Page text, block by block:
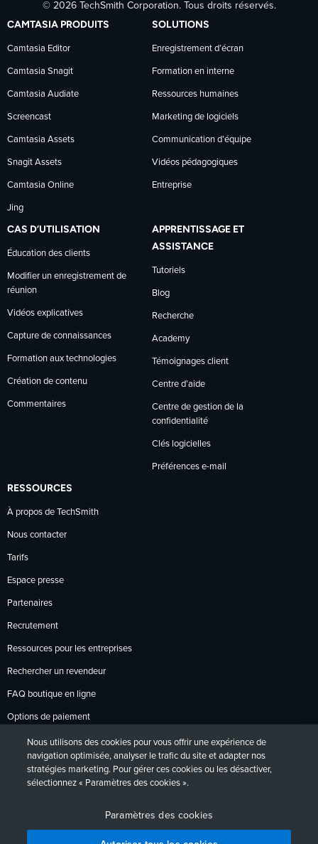
TechSmith
sur
Facebook
TechSmith
sur
LinkedIn
TechSmith
sur
YouTube
© 2026 TechSmith Corporation. Tous droits réservés.
CAMTASIA PRODUITS
Camtasia Editor
Camtasia Snagit
Camtasia Audiate
Screencast
Camtasia Assets
Snagit Assets
Camtasia Online
Jing
SOLUTIONS
Enregistrement d’écran
Formation en interne
Ressources humaines
Marketing de logiciels
Communication d’équipe
Vidéos pédagogiques
Entreprise
CAS D’UTILISATION
Éducation des clients
Modifier un enregistrement de
réunion
Vidéos explicatives
Capture de connaissances
Formation aux technologies
Création de contenu
Commentaires
APPRENTISSAGE ET
ASSISTANCE
Tutoriels
Blog
Recherche
Academy
Témoignages client
Centre d’aide
Centre de gestion de la
confidentialité
Clés logicielles
Préférences e-mail
RESSOURCES
À propos de TechSmith
Nous contacter
Tarifs
Espace presse
Partenaires
Recrutement
Ressources pour les entreprises
Rechercher un revendeur
FAQ boutique en ligne
Options de paiement
Politique de retour
DeutschFrançais Español日本語
Nous utilisons des cookies pour vous offrir une expérience de
navigation optimisée, analyser le trafic du site et adapter nos
stratégies marketing. Pour gérer ces cookies ou les désactiver,
sélectionnez « Paramètres des cookies ».
Paramètres des cookies